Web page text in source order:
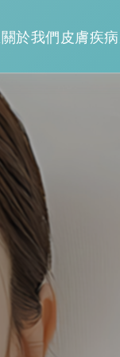
關於我們皮膚疾病